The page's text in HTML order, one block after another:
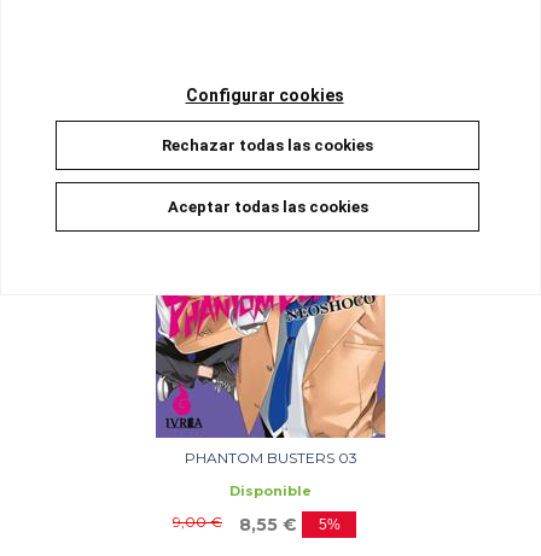
PHANTOM BUSTERS 03
Disponible
9,00 € 8,55 € 5%
Configurar cookies
Rechazar todas las cookies
Aceptar todas las cookies